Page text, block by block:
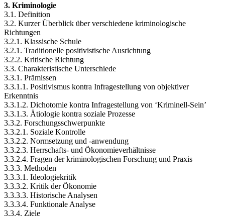
3. Kriminologie
3.1. Definition
3.2. Kurzer Überblick über verschiedene kriminologische
Richtungen
3.2.1. Klassische Schule
3.2.1. Traditionelle positivistische Ausrichtung
3.2.2. Kritische Richtung
3.3. Charakteristische Unterschiede
3.3.1. Prämissen
3.3.1.1. Positivismus kontra Infragestellung von objektiver
Erkenntnis
3.3.1.2. Dichotomie kontra Infragestellung von ‘Kriminell-Sein’
3.3.1.3. Ätiologie kontra soziale Prozesse
3.3.2. Forschungsschwerpunkte
3.3.2.1. Soziale Kontrolle
3.3.2.2. Normsetzung und -anwendung
3.3.2.3. Herrschafts- und Ökonomieverhältnisse
3.3.2.4. Fragen der kriminologischen Forschung und Praxis
3.3.3. Methoden
3.3.3.1. Ideologiekritik
3.3.3.2. Kritik der Ökonomie
3.3.3.3. Historische Analysen
3.3.3.4. Funktionale Analyse
3.3.4. Ziele